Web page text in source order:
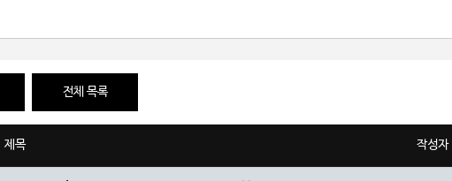
전체 목록
제목 작성자